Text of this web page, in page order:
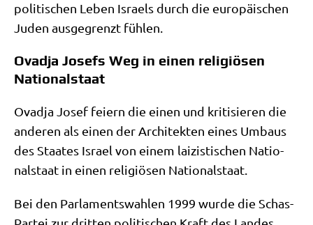
poli­ti­schen Leben Isra­els durch die euro­päi­schen
Juden aus­ge­grenzt fühlen.
Ovadja Josefs Weg in einen religiösen
Nationalstaat
Ovad­ja Josef fei­ern die einen und kri­ti­sie­ren die
ande­ren als einen der Archi­tek­ten eines Umbaus
des Staa­tes Isra­el von einem lai­zi­sti­schen Natio­
nal­staat in einen reli­giö­sen Nationalstaat.
Bei den Par­la­ments­wah­len 1999 wur­de die Schas-